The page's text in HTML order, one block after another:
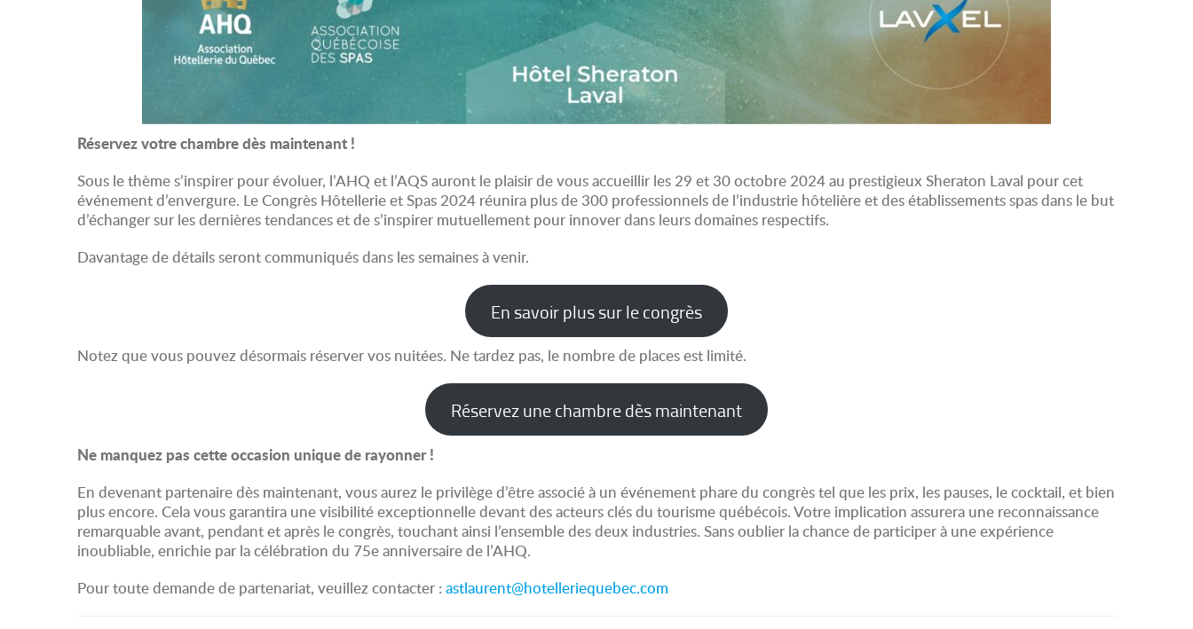
Réservez votre chambre dès maintenant !
Sous le thème s’inspirer pour évoluer, l’AHQ et l’AQS auront le plaisir de vous accueillir les 29 et 30 octobre 2024 au prestigieux Sheraton Laval pour cet
événement d’envergure. Le Congrès Hôtellerie et Spas 2024 réunira plus de 300 professionnels de l’industrie hôtelière et des établissements spas dans le but
d’échanger sur les dernières tendances et de s’inspirer mutuellement pour innover dans leurs domaines respectifs.
Davantage de détails seront communiqués dans les semaines à venir.
En savoir plus sur le congrès
Notez que vous pouvez désormais réserver vos nuitées. Ne tardez pas, le nombre de places est limité.
Réservez une chambre dès maintenant
Ne manquez pas cette occasion unique de rayonner !
En devenant partenaire dès maintenant, vous aurez le privilège d’être associé à un événement phare du congrès tel que les prix, les pauses, le cocktail, et bien
plus encore. Cela vous garantira une visibilité exceptionnelle devant des acteurs clés du tourisme québécois. Votre implication assurera une reconnaissance
remarquable avant, pendant et après le congrès, touchant ainsi l’ensemble des deux industries. Sans oublier la chance de participer à une expérience
inoubliable, enrichie par la célébration du 75e anniversaire de l’AHQ.
Pour toute demande de partenariat, veuillez contacter : astlaurent@hotelleriequebec.com